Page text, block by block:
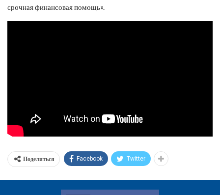
срочная финансовая помощь».
Поделиться Facebook Twitter